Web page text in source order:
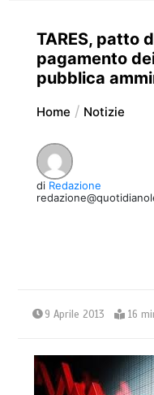
TARES, patto
pagamento
pubblica
Home Notizie
di Redazione
9 Aprile 2013 16